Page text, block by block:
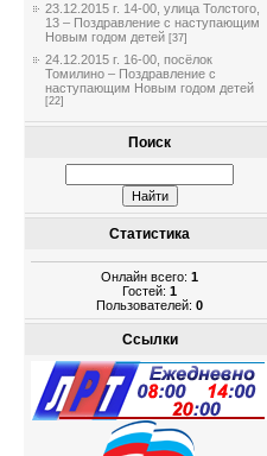
23.12.2015 г. 14-00, улица Толстого,
13 – Поздравление с наступающим
Новым годом детей [37]
24.12.2015 г. 16-00, посёлок
Томилино – Поздравление с
наступающим Новым годом детей
[22]
Поиск
Статистика
Онлайн всего: 1
Гостей: 1
Пользователей: 0
Ссылки